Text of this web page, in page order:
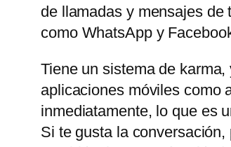
de llamadas y mensajes
como WhatsApp y
Tiene un sistema de
aplicaciones móviles como
inmediatamente, lo que es
Si te gusta la